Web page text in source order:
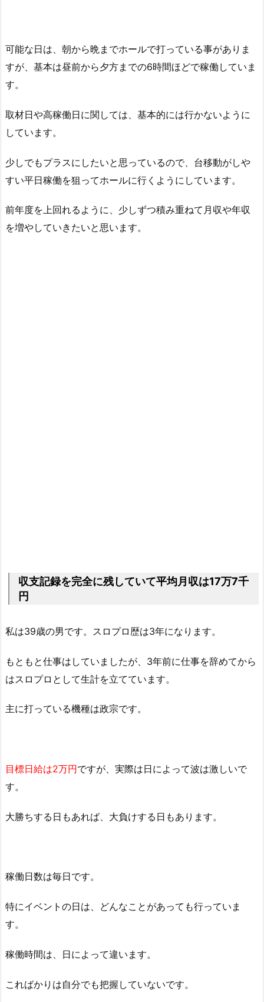
可能な日は、朝から晩までホールで打っている事がありま
すが、基本は昼前から夕方までの6時間ほどで稼働していま
す。
取材日や高稼働日に関しては、基本的には行かないように
しています。
少しでもプラスにしたいと思っているので、台移動がしや
すい平日稼働を狙ってホールに行くようにしています。
前年度を上回れるように、少しずつ積み重ねて月収や年収
を増やしていきたいと思います。
収支記録を完全に残していて平均月収は17万7千
円
私は39歳の男です。スロプロ歴は3年になります。
もともと仕事はしていましたが、3年前に仕事を辞めてから
はスロプロとして生計を立てています。
主に打っている機種は政宗です。
目標日給は2万円ですが、実際は日によって波は激しいで
す。
大勝ちする日もあれば、大負けする日もあります。
稼働日数は毎日です。
特にイベントの日は、どんなことがあっても行っていま
す。
稼働時間は、日によって違います。
こればかりは自分でも把握していないです。